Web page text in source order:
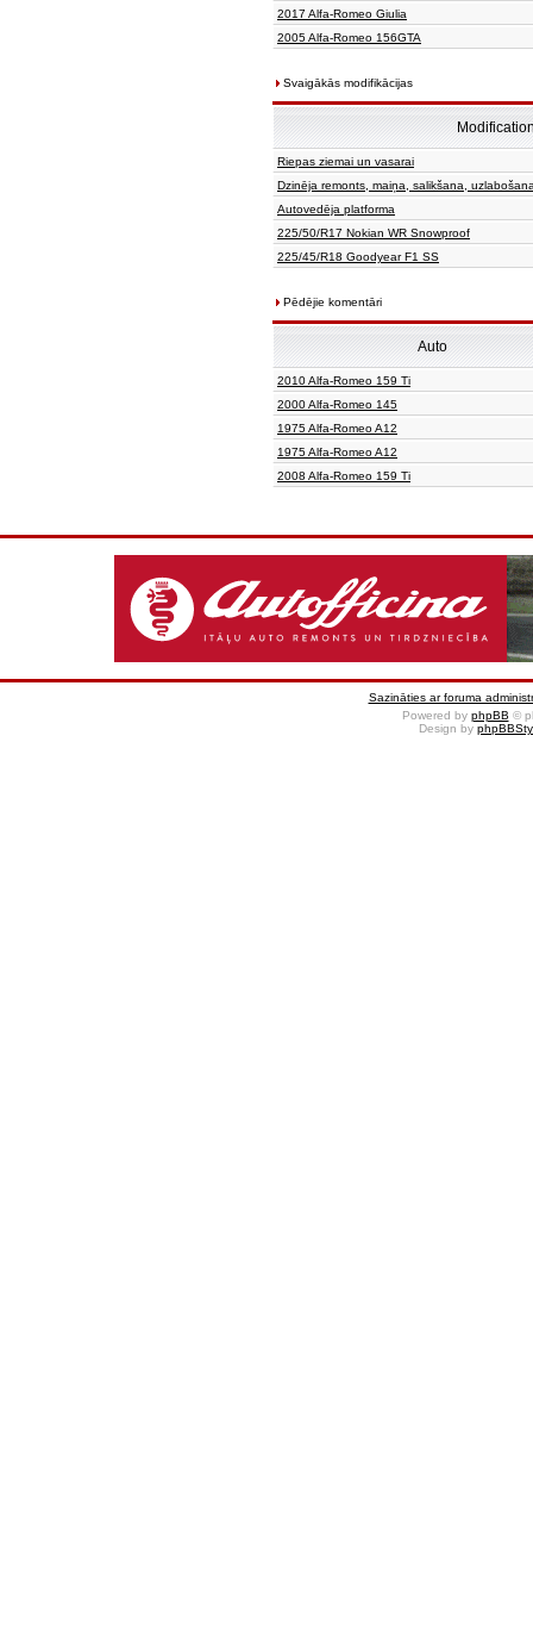
2017 Alfa-Romeo Giulia
2005 Alfa-Romeo 156GTA
Svaigākās modifikācijas
Riepas ziemai un vasarai
Dzinēja remonts, maiņa, salikšana,
Autovedēja platforma
225/50/R17 Nokian WR Snowproof
225/45/R18 Goodyear F1 SS
Pēdējie komentāri
Auto
2010 Alfa-Romeo 159 Ti
2000 Alfa-Romeo 145
1975 Alfa-Romeo A12
1975 Alfa-Romeo A12
2008 Alfa-Romeo 159 Ti
Sazināties ar foruma
Powered by phpBB ©
Design by